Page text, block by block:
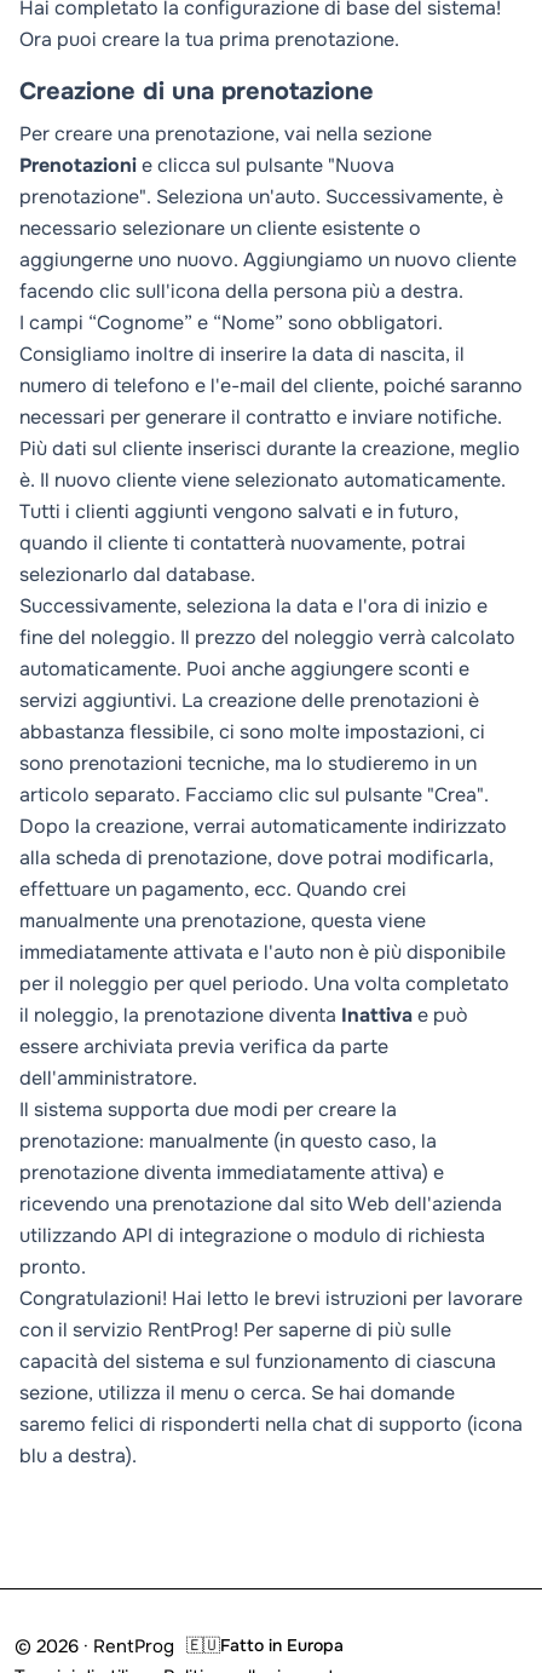
Hai completato la configurazione di base del sistema!
Ora puoi creare la tua prima prenotazione.
Creazione di una prenotazione
Per creare una prenotazione, vai nella sezione
Prenotazionie clicca sul pulsante "Nuova
prenotazione". Seleziona un'auto. Successivamente, è
necessario selezionare un cliente esistente o
aggiungerne uno nuovo. Aggiungiamo un nuovo cliente
facendo clic sull'icona della persona più a destra.
I campi “Cognome” e “Nome” sono obbligatori.
Consigliamo inoltre di inserire la data di nascita, il
numero di telefono e l'e-mail del cliente, poiché saranno
necessari per generare il contratto e inviare notifiche.
Più dati sul cliente inserisci durante la creazione, meglio
è. Il nuovo cliente viene selezionato automaticamente.
Tutti i clienti aggiunti vengono salvati e in futuro,
quando il cliente ti contatterà nuovamente, potrai
selezionarlo dal database.
Successivamente, seleziona la data e l'ora di inizio e
fine del noleggio. Il prezzo del noleggio verrà calcolato
automaticamente. Puoi anche aggiungere sconti e
servizi aggiuntivi. La creazione delle prenotazioni è
abbastanza flessibile, ci sono molte impostazioni, ci
sono prenotazioni tecniche, ma lo studieremo in un
articolo separato. Facciamo clic sul pulsante "Crea".
Dopo la creazione, verrai automaticamente indirizzato
alla scheda di prenotazione, dove potrai modificarla,
effettuare un pagamento, ecc. Quando crei
manualmente una prenotazione, questa viene
immediatamente attivata e l'auto non è più disponibile
per il noleggio per quel periodo. Una volta completato
il noleggio, la prenotazione diventa Inattivae può
essere archiviata previa verifica da parte
dell'amministratore.
Il sistema supporta due modi per creare la
prenotazione: manualmente (in questo caso, la
prenotazione diventa immediatamente attiva) e
ricevendo una prenotazione dal sito Web dell'azienda
utilizzando API di integrazioneo modulo di richiesta
pronto.
Congratulazioni! Hai letto le brevi istruzioni per lavorare
con il servizio RentProg! Per saperne di più sulle
capacità del sistema e sul funzionamento di ciascuna
sezione, utilizza il menu o cerca. Se hai domande
saremo felici di risponderti nella chat di supporto (icona
blu a destra).
© 2026 · RentProg 🇪🇺Fatto in Europa